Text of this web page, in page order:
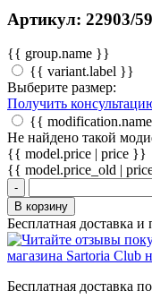
Артикул: 22903/59
{{ group.name }}
{{ variant.label }}
Выберите размер:
Получить
{{
Не найдено такой
{{ model.price | price }}
{{ model.price_old |
-
В корзину
Бесплатная доставка
Бесплатная доставка